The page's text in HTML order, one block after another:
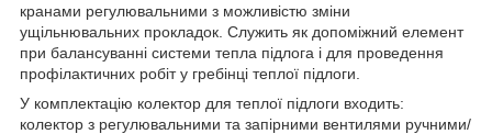
кранами регулювальними з можливістю зміни
ущільнювальних прокладок. Служить як допоміжний елемент
при балансуванні системи тепла підлога і для проведення
профілактичних робіт у гребінці теплої підлоги.
У комплектацію колектор для теплої підлоги входить:
колектор з регулювальними та запірними вентилями ручними/